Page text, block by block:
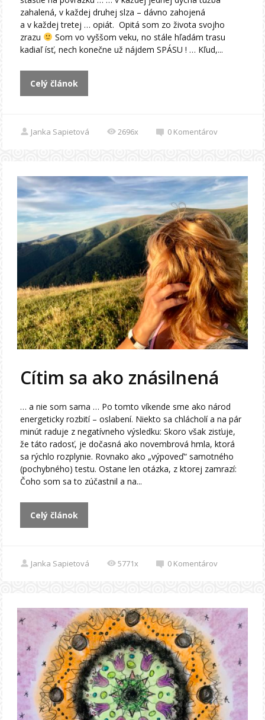
zahalená, v každej druhej slza – dávno zahojená
a v každej tretej … opiát. Opitá som zo života svojho
zrazu
Som vo vyššom veku, no stále hľadám trasu
kadiaľ ísť, nech konečne už nájdem SPÁSU ! … Kľud,...
Celý článok
Janka Sapietová 2696x 0 Komentárov
Cítim sa ako znásilnená
… a nie som sama … Po tomto víkende sme ako národ
energeticky rozbití – oslabení. Niekto sa chlácholí a na pár
minút raduje z negatívneho výsledku: Skoro však zisťuje,
že táto radosť, je dočasná ako novembrová hmla, ktorá
sa rýchlo rozplynie. Rovnako ako „výpoveď“ samotného
(pochybného) testu. Ostane len otázka, z ktorej zamrazí:
Čoho som sa to zúčastnil a na...
Celý článok
Janka Sapietová 5771x 0 Komentárov